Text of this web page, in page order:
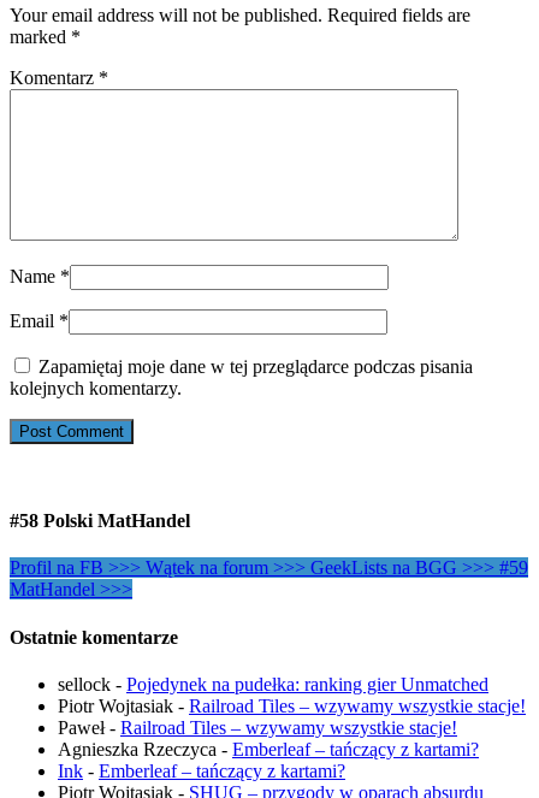
Your email address will not be published. Required fields are
marked *
Komentarz *
Name *
Email *
Zapamiętaj moje dane w tej przeglądarce podczas pisania
kolejnych komentarzy.
#58 Polski MatHandel
Profil na FB >>> Wątek na forum >>> GeekLists na BGG >>> #59
MatHandel >>>
Ostatnie komentarze
sellock - Pojedynek na pudełka: ranking gier Unmatched
Piotr Wojtasiak - Railroad Tiles – wzywamy wszystkie stacje!
Paweł- Railroad Tiles – wzywamy wszystkie stacje!
Agnieszka Rzeczyca - Emberleaf – tańczący z kartami?
Ink - Emberleaf – tańczący z kartami?
Piotr Wojtasiak - SHUG – przygody w oparach absurdu